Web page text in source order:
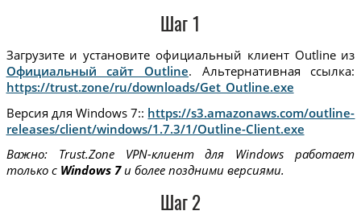
Шаг 1
Загрузите и установите официальный клиент Outline из
Официальный сайт Outline. Альтернативная ссылка:
https://trust.zone/ru/downloads/Get_Outline.exe
Версия для Windows 7:: https://s3.amazonaws.com/outline-
releases/client/windows/1.7.3/1/Outline-Client.exe
Важно: Trust.Zone VPN-клиент для Windows работает
только с Windows 7и более поздними версиями.
Шаг 2